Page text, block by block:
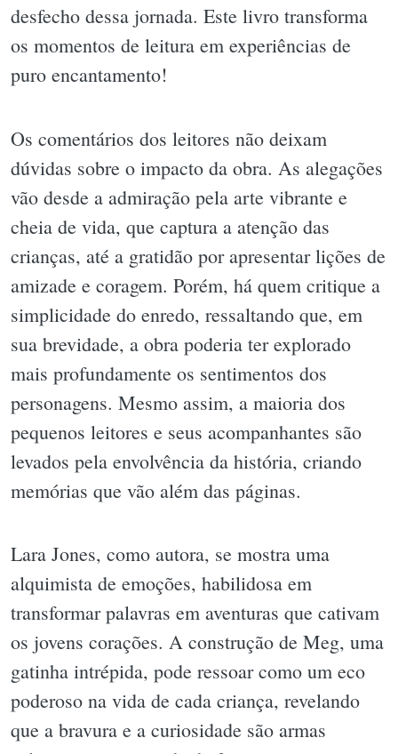
desfecho dessa jornada. Este livro transforma
os momentos de leitura em experiências de
puro encantamento!
Os comentários dos leitores não deixam
dúvidas sobre o impacto da obra. As alegações
vão desde a admiração pela arte vibrante e
cheia de vida, que captura a atenção das
crianças, até a gratidão por apresentar lições de
amizade e coragem. Porém, há quem critique a
simplicidade do enredo, ressaltando que, em
sua brevidade, a obra poderia ter explorado
mais profundamente os sentimentos dos
personagens. Mesmo assim, a maioria dos
pequenos leitores e seus acompanhantes são
levados pela envolvência da história, criando
memórias que vão além das páginas.
Lara Jones, como autora, se mostra uma
alquimista de emoções, habilidosa em
transformar palavras em aventuras que cativam
os jovens corações. A construção de Meg, uma
gatinha intrépida, pode ressoar como um eco
poderoso na vida de cada criança, revelando
que a bravura e a curiosidade são armas